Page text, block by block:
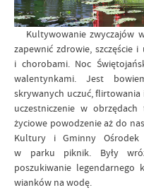
Kultywowanie zwyczajów
zapewnić zdrowie, szczęście
i chorobami. Noc
walentynkami. Jest
skrywanych uczuć, flirtowania
uczestniczenie w
życiowe powodzenie aż do
Kultury i Gminny Ośrodek
w parku piknik. Były
poszukiwanie legendarnego
wianków na wodę.